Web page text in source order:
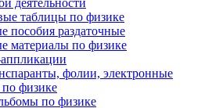
деятельности
таблицы по физике
пособия раздаточные
материалы по физике
фолии, электронные
физике
по физике